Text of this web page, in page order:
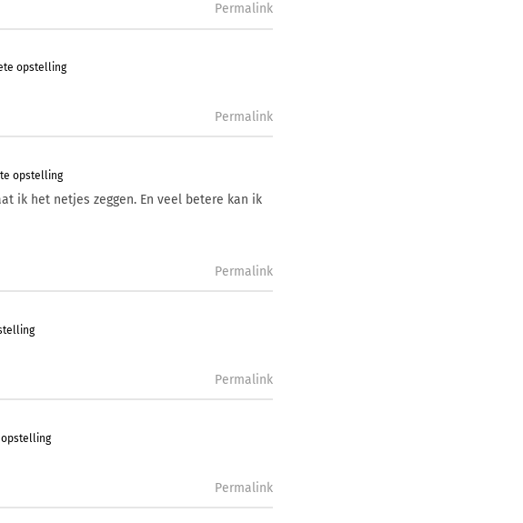
Permalink
opstelling
Permalink
opstelling
ik het netjes zeggen. En veel betere kan ik
Permalink
Permalink
opstelling
Permalink